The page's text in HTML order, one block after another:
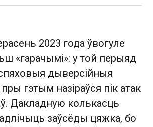
2023 года ўвогуле
«гарачымі»: у той перыяд
дыверсійныя
гэтым назіраўся пік атак
Дакладную колькасць
заўсёды цяжка, бо